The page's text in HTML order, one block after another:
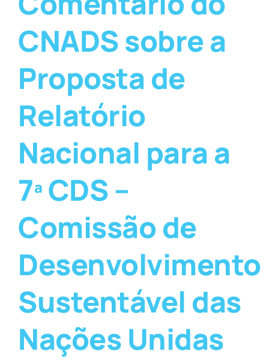
CNADS sobre a
Proposta de
Relatório
Nacional para a
7ª CDS –
Comissão de
Desenvolvimento
Sustentável das
Nações Unidas